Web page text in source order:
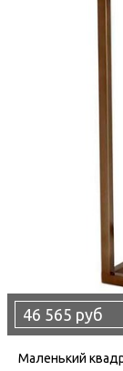
46 565 руб
Маленький